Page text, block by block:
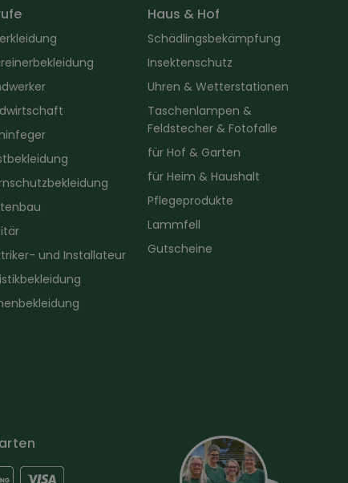
und Installateur
Haus & Hof
Schädlingsbekämpfung
Insektenschutz
Uhren & Wetterstationen
Taschenlampen &
Feldstecher & Fotofalle
für Hof & Garten
für Heim & Haushalt
Pflegeprodukte
Lammfell
Gutscheine